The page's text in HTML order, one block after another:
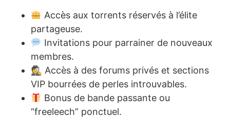
Accès aux torrents réservés à l’élite
partageuse.
Invitations pour parrainer de nouveaux
membres.
🕵️ Accès à des forums privés et sections
VIP bourrées de perles introuvables.
Bonus de bande passante ou
“freeleech” ponctuel.